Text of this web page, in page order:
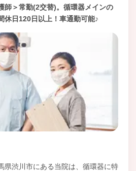
師＞常勤(2交替)。循環器メインの
休日120日以上！車通勤可能♪
県渋川市にある当院は、循環器に特